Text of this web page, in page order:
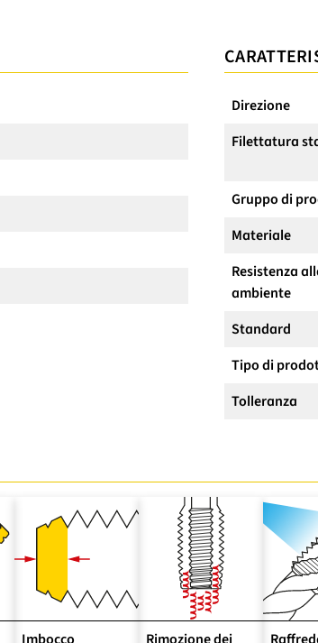
Direzione
Filettatura
Gruppo di
Materiale
Resistenza
ambiente
Standard
Tipo di
Tolleranza